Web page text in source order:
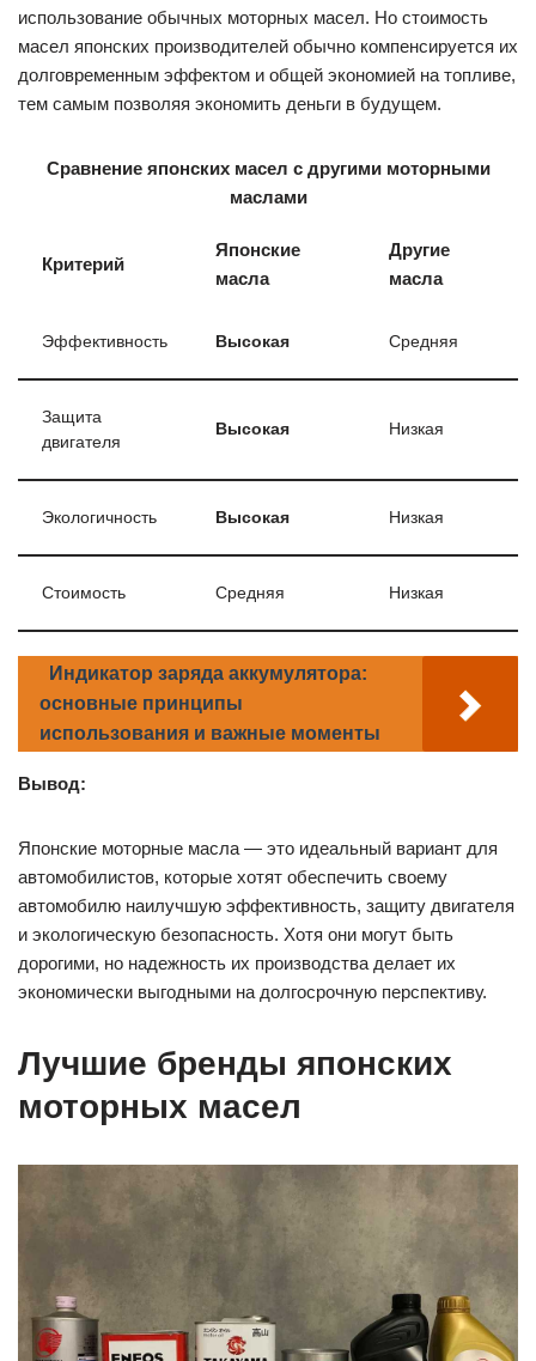
использование обычных моторных масел. Но стоимость
масел японских производителей обычно компенсируется их
долговременным эффектом и общей экономией на топливе,
тем самым позволяя экономить деньги в будущем.
Сравнение японских масел с другими моторными
маслами
Критерий
Японские
масла
Другие
масла
Эффективность Высокая Средняя
Защита
двигателя
Высокая Низкая
Экологичность Высокая Низкая
Стоимость Средняя Низкая
Индикатор заряда аккумулятора:
основные принципы
использования и важные моменты
Вывод:
Японские моторные масла — это идеальный вариант для
автомобилистов, которые хотят обеспечить своему
автомобилю наилучшую эффективность, защиту двигателя
и экологическую безопасность. Хотя они могут быть
дорогими, но надежность их производства делает их
экономически выгодными на долгосрочную перспективу.
Лучшие бренды японских
моторных масел